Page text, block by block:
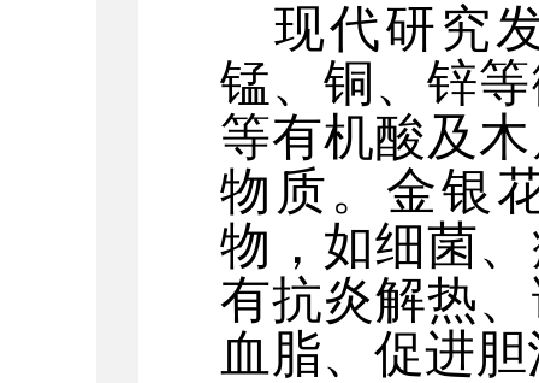
现代研究
锰、铜、锌
等有机酸及
物质。金银
物，如细菌
有抗炎解热
血脂、促进